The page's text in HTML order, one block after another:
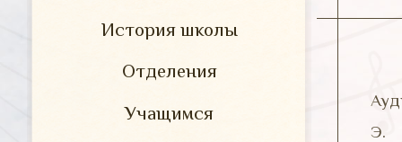
История школы
Отделения
Учащимся
Э.